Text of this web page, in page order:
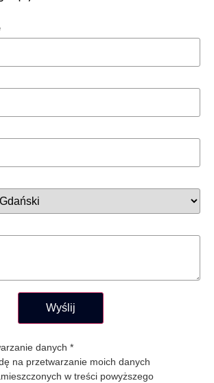
Wyślij
danych *
na przetwarzanie moich danych
w treści powyższego